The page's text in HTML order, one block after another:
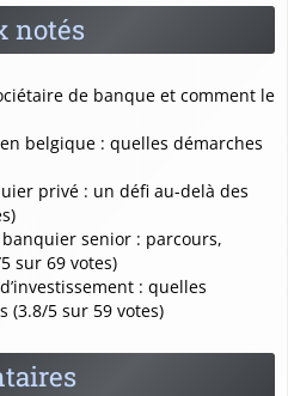
notés
de banque et comment le
belgique : quelles démarches
privé : un défi au-delà des
senior : parcours,
sur 69 votes)
: quelles
(3.8/5 sur 59 votes)